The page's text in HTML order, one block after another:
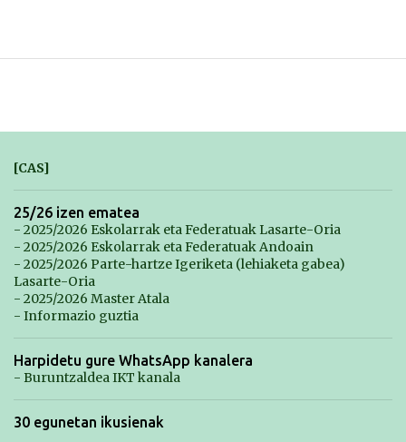
[CAS]
25/26 izen ematea
- 2025/2026 Eskolarrak eta Federatuak Lasarte-Oria
- 2025/2026 Eskolarrak eta Federatuak Andoain
- 2025/2026 Parte-hartze Igeriketa (lehiaketa gabea)
Lasarte-Oria
- 2025/2026 Master Atala
- Informazio guztia
Harpidetu gure WhatsApp kanalera
- Buruntzaldea IKT kanala
30 egunetan ikusienak